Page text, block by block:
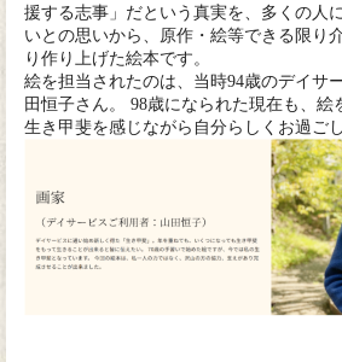
援する志事」だという真実を、多くの人
いとの思いから、原作・絵等できる限り
り作り上げた絵本です。
絵を担当されたのは、当時94歳のデイサ
田恒子さん。 98歳になられた現在も、絵
生き甲斐を感じながら自分らしくお過ごし